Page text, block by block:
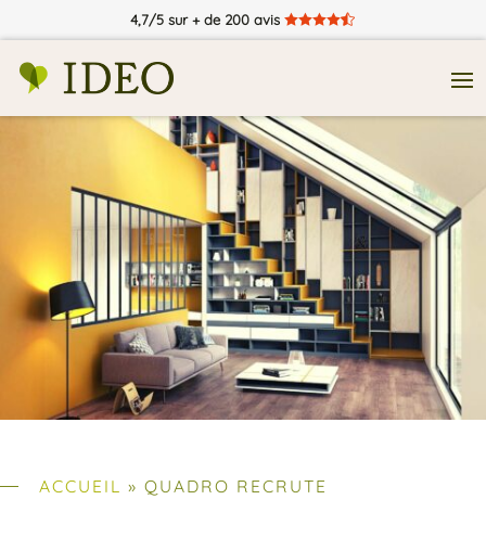
4,7/5 sur + de 200 avis
ACCUEIL » QUADRO RECRUTE